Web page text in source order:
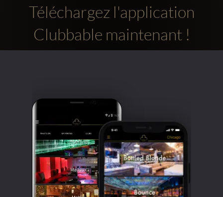
Téléchargez l'application
Clubbable maintenant !